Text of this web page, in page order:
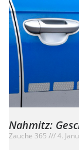
Nahmitz:
Zauche 365 4.